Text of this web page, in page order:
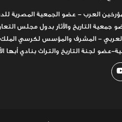
العرب - عضو الجمعية المصرية
جمعية التاريخ والآثار بدول مجلس
- المشرف والمؤسس لكرسي الملك
عضو لجنة التاريخ والتراث بنادي أبها